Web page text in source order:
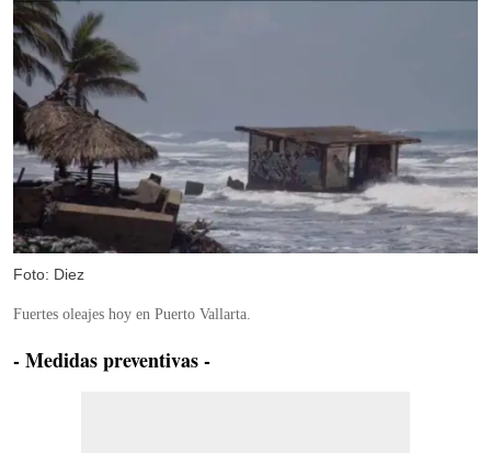
Foto: Diez
Fuertes oleajes hoy en Puerto Vallarta.
- Medidas preventivas -